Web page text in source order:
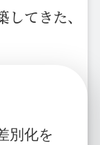
てきた、
別化を